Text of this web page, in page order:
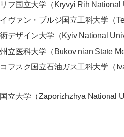
フ国立大学（Kryvyi Rih National
ヴァン・プルジ国立工科大学（
デザイン大学（Kyiv National
立医科大学（Bukovinian State
フスク国立石油ガス工科大学（
立大学（Zaporizhzhya National